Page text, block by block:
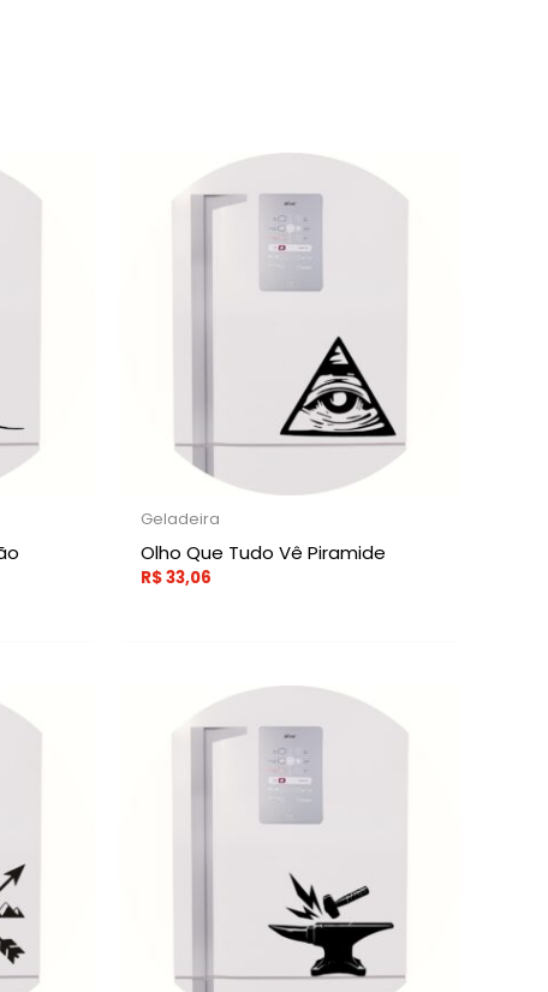
Geladeira
Olho Que Tudo Vê Piramide
R$33,06